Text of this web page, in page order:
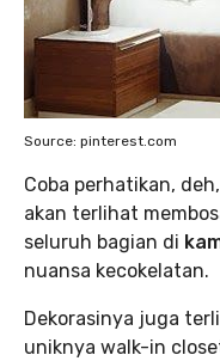
Source: pinterest.com
Coba perhatikan,
akan terlihat
seluruh bagian di
nuansa kecokelatan.
Dekorasinya juga
uniknya walk-in